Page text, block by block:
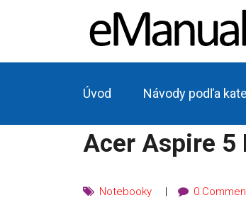
Úvod Návody podľa
Acer Aspire 5
Notebooky 0